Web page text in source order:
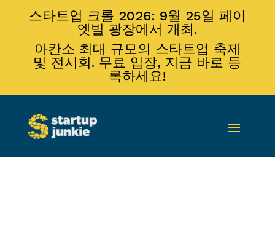
스타트업 크롤 2026: 9월 25일 페이
엣빌 광장에서 개최.
아칸소 최대 규모의 스타트업 축제
및 전시회. 무료 입장, 지금 바로 등
록하세요!